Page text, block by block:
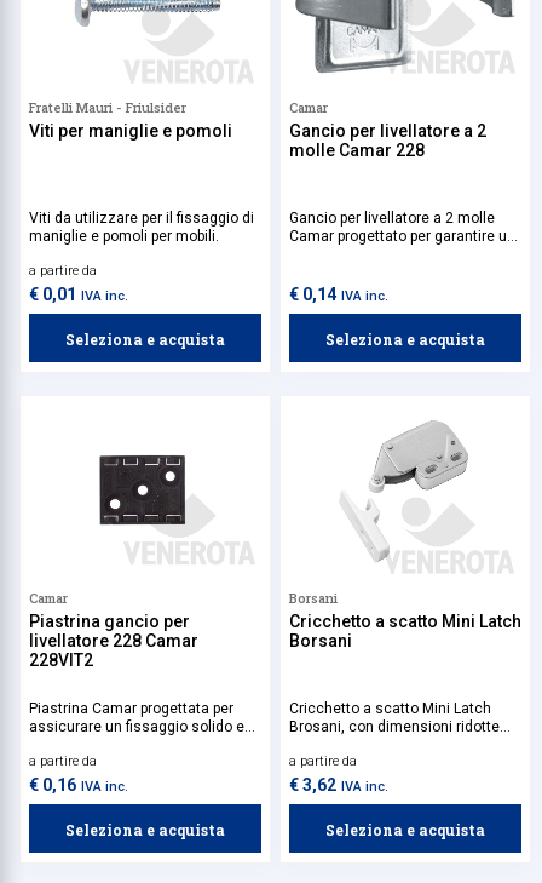
Fratelli Mauri - Friulsider
Viti per maniglie e pomoli
Viti da utilizzare per il fissaggio di
maniglie e pomoli per mobili.
a partire da
€ 0,01 IVA inc.
Seleziona e acquista
Camar
Gancio per livellatore a 2
molle Camar 228
Gancio per livellatore a 2 molle
Camar progettato per garantire un
€ 0,14 IVA inc.
Seleziona e acquista
Camar
Piastrina gancio per
livellatore 228 Camar
228VIT2
Piastrina Camar progettata per
assicurare un fissaggio solido e
228.
a partire da
€ 0,16 IVA inc.
Seleziona e acquista
Borsani
Cricchetto a scatto Mini Latch
Borsani
Cricchetto a scatto Mini Latch
Brosani, con dimensioni ridotte
mantiene le stesse elevate
prestazioni, assicurando una
occupato.
a partire da
€ 3,62 IVA inc.
Seleziona e acquista